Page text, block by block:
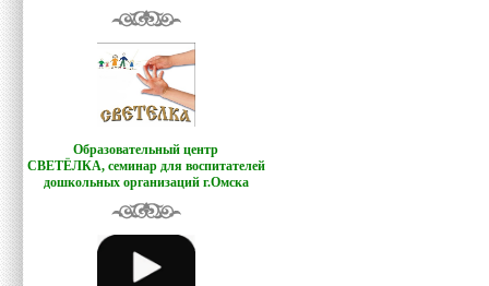
Образовательный центр
СВЕТЁЛКА, семинар для воспитателей
дошкольных организаций г.Омска